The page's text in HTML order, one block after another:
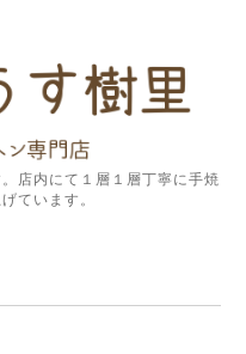
店内にて１層１層丁寧に手焼
ています。